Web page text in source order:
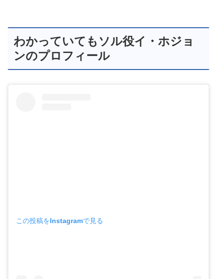
わかっていてもソル役イ・ホジョ
ンのプロフィール
この投稿をInstagramで見る